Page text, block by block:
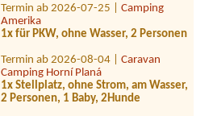
Amerika
1x für PKW, ohne Wasser, 2 Personen
Camping Horní Planá
1x Stellplatz, ohne Strom, am Wasser,
2 Personen, 1 Baby, 2Hunde